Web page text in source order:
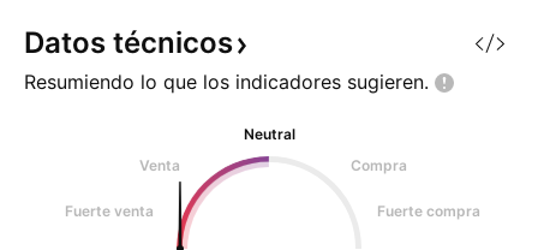
Datos técnicos
Resumiendo lo que los indicadores sugieren.
Neutral
Venta
Compra
Fuerte venta Fuerte compra